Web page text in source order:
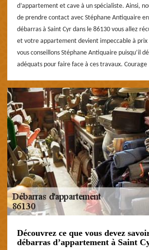
d’appartement et cave à un spécialiste. Ainsi,
de prendre contact avec Stéphane Antiquaire
débarras à Saint Cyr dans le 86130 vous allez
et votre appartement devient impeccable à prix
vous conseillons Stéphane Antiquaire puisqu’il
adéquats pour faire face à ces travaux. Courage
Découvrez ce que vous devez
débarras d’appartement à Saint